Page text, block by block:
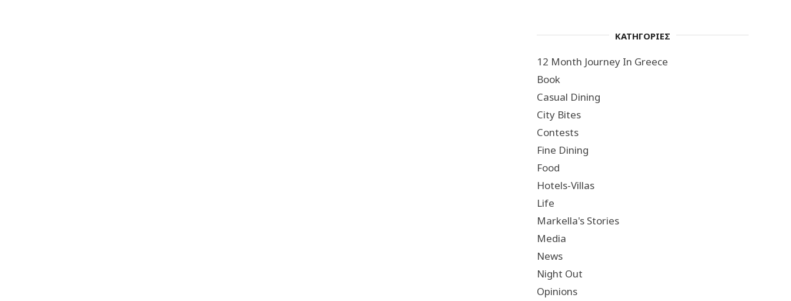
ΚΑΤΗΓΟΡΙΕΣ
12 Month Journey In Greece
Book
Casual Dining
City Bites
Contests
Fine Dining
Food
Hotels-Villas
Life
Markella's Stories
Media
News
Night Out
Opinions